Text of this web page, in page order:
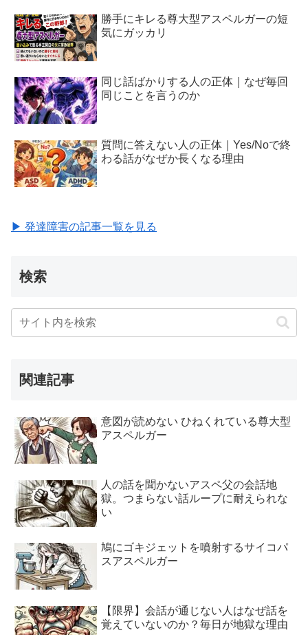
勝手にキレる尊大型アスペルガーの短
気にガッカリ
同じ話ばかりする人の正体｜なぜ毎回
同じことを言うのか
質問に答えない人の正体｜Yes/Noで終
わる話がなぜか長くなる理由
▶ 発達障害の記事一覧を見る
検索
関連記事
意図が読めない ひねくれている尊大型
アスペルガー
人の話を聞かないアスペ父の会話地
獄。つまらない話ループに耐えられな
い
鳩にゴキジェットを噴射するサイコパ
スアスペルガー
【限界】会話が通じない人はなぜ話を
覚えていないのか？毎日が地獄な理由